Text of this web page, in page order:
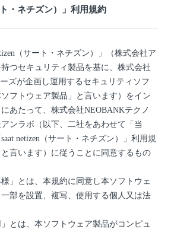
・ネチズン）」利用規約
（サート・ネチズン）」（株式会社ア
つセキュリティ製品を基に、株式会社
ズが企画し運用するセキュリティソフ
ソフトウェア製品」と言います）をイン
あたって、株式会社NEOBANKテクノ
ンラボ（以下、二社をあわせて「当
netizen（サート・ネチズン）」利用規
言います）に従うことに同意するもの
」とは、本規約に同意し本ソフトウェ
部を設置、複写、使用する個人又は法
とは、本ソフトウェア製品がコンピュ